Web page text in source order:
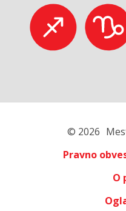
© 2026
Pravno
O